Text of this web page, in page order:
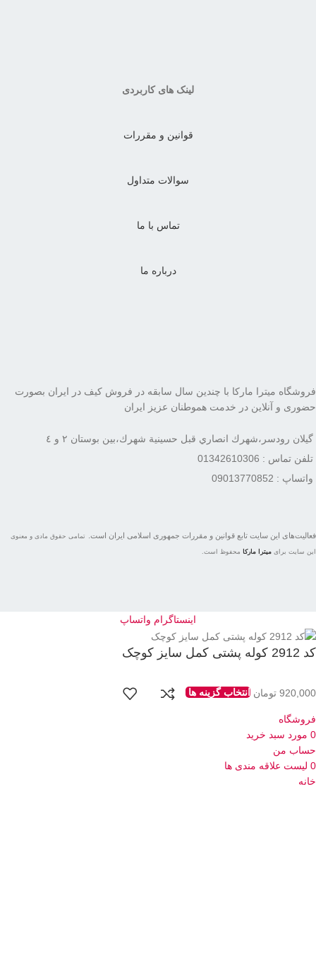
لینک های کاربردی
قوانین و مقررات
سوالات متداول
تماس با ما
درباره ما
فروشگاه میترا مارکا با چندین سال سابقه در فروش کیف در ایران بصورت
حضوری و آنلاین در خدمت هموطنان عزیز ایران
گيلان رودسر،شهرك انصاري قبل حسينية شهرك،بين بوستان ٢ و ٤
تلفن تماس : 01342610306
واتساپ : 09013770852
فعاليت‌های اين سايت تابع قوانين و مقررات جمهوری اسلامی ايران است. تمامی حقوق مادی و معنوی
این سایت برای میترا مارکا محفوظ است.
اینستاگرام واتساپ
کد 2912 کوله پشتی کمل سایز کوچک
920,000 تومان انتخاب گزینه ها
فروشگاه
0 مورد سبد خرید
حساب من
0 لیست علاقه مندی ها
خانه